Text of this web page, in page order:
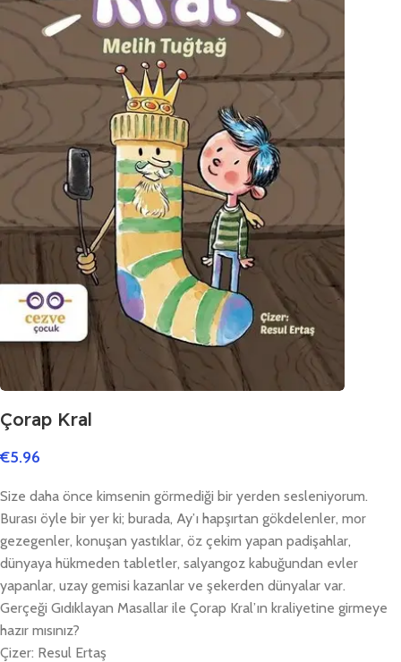
Çorap Kral
€5.96
Size daha önce kimsenin görmediği bir yerden sesleniyorum.
Burası öyle bir yer ki; burada, Ay’ı hapşırtan gökdelenler, mor
gezegenler, konuşan yastıklar, öz çekim yapan padişahlar,
dünyaya hükmeden tabletler, salyangoz kabuğundan evler
yapanlar, uzay gemisi kazanlar ve şekerden dünyalar var.
Gerçeği Gıdıklayan Masallar ile Çorap Kral’ın kraliyetine girmeye
hazır mısınız?
Çizer: Resul Ertaş